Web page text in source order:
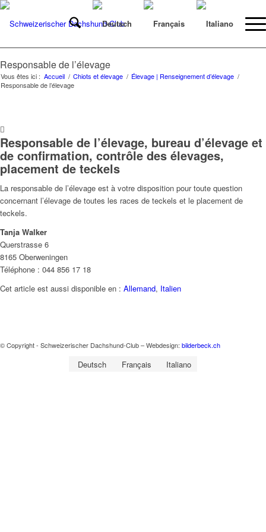
Responsable de l’élevage
Vous êtes ici : Accueil / Chiots et élevage / Élevage | Renseignement d’élevage /
Responsable de l’élevage
Responsable de l’élevage, bureau d’élevage et
de confirmation, contrôle des élevages,
placement de teckels
La responsable de l’élevage est à votre disposition pour toute question
concernant l’élevage de toutes les races de teckels et le placement de
teckels.
Tanja Walker
Querstrasse 6
8165 Oberweningen
Téléphone : 044 856 17 18
Cet article est aussi disponible en : Allemand Italien
© Copyright - Schweizerischer Dachshund-Club – Webdesign: bilderbeck.ch
Deutsch Français Italiano